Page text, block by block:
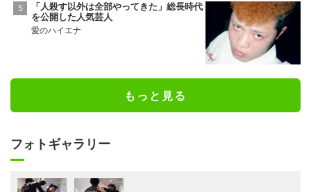
「人殺す以外は全部やってきた」総長時代
を公開した人気芸人
愛のハイエナ
もっと見る
フォトギャラリー